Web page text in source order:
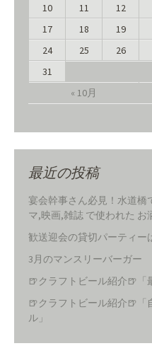
« 10月
10
11 12
17
18 19
24
25 26
31
最近の投稿
宴会幹事さん必見！水道橋
マ,映画,雑誌 で使われた お
歓送迎会の貸切パーティー
3月のマンスリーバーガー
🍺クラフトビール紹介🍺「
🍺クラフトビール紹介🍺
ル」